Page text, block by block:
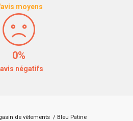
moyens
0%
négatifs
de vêtements / Bleu Patine